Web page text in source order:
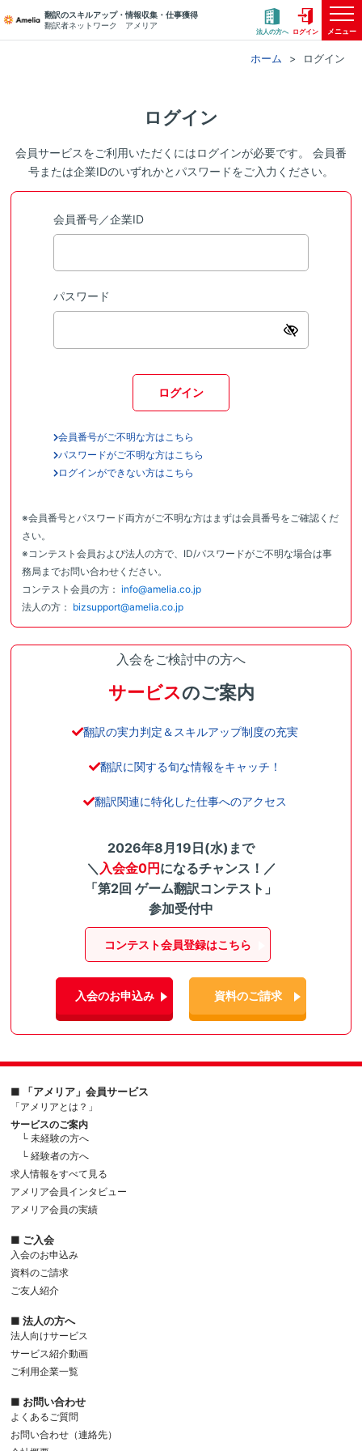
翻訳のスキルアップ・情報収集・仕事獲得
翻訳者ネットワーク アメリア
法人の方へ ログイン メニュー
ホーム ログイン
ログイン
会員サービスをご利用いただくにはログインが必要です。 会員番
号または企業IDのいずれかとパスワードをご入力ください。
会員番号／企業ID
パスワード
ログイン
会員番号がご不明な方はこちら
パスワードがご不明な方はこちら
ログインができない方はこちら
※会員番号とパスワード両方がご不明な方はまずは会員番号をご確認くだ
さい。
※コンテスト会員および法人の方で、ID/パスワードがご不明な場合は事
務局までお問い合わせください。
コンテスト会員の方： info@amelia.co.jp
法人の方： bizsupport@amelia.co.jp
入会をご検討中の方へ
サービスのご案内
翻訳の実力判定＆スキルアップ制度の充実
翻訳に関する旬な情報をキャッチ！
翻訳関連に特化した仕事へのアクセス
2026年8月19日(水)まで
＼ 入会金0円になるチャンス！／
「第2回 ゲーム翻訳コンテスト」
参加受付中
コンテスト会員登録はこちら
入会のお申込み 資料のご請求
■ 「アメリア」会員サービス
「アメリアとは？」
サービスのご案内
└ 未経験の方へ
└ 経験者の方へ
求人情報をすべて見る
アメリア会員インタビュー
アメリア会員の実績
■ ご入会
入会のお申込み
資料のご請求
ご友人紹介
■ 法人の方へ
法人向けサービス
サービス紹介動画
ご利用企業一覧
■ お問い合わせ
よくあるご質問
お問い合わせ（連絡先）